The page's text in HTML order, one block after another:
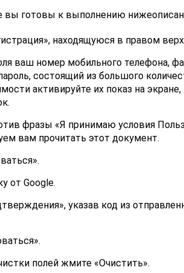
вы готовы к выполнению
находящуюся в правом
ваш номер мобильного телефона,
состоящий из большого
активируйте их показ на экране,
фразы «Я принимаю условия
вам прочитать этот документ.
от Google.
указав код из
полей жмите «Очистить».